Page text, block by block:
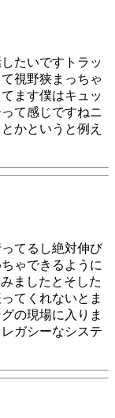
たいですトラッ
視野狭まっちゃ
ます僕はキュッ
て感じですねニ
かというと例え
てるし絶対伸び
ゃできるように
ましたとそした
てくれないとま
の現場に入りま
ガシーなシステ